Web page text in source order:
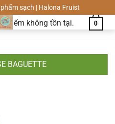
sạch | Halona Fruist
0
tìm thấy trang
kiếm không tồn tại.
BAGUETTE